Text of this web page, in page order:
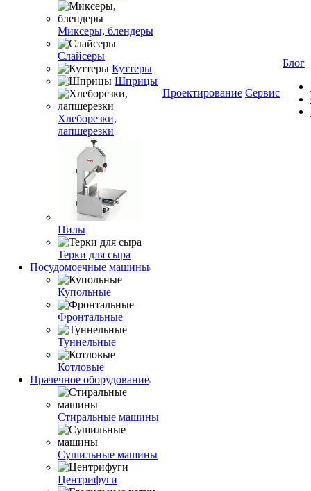
Миксеры, блендеры
Слайсеры
Куттеры
Шприцы
Хлеборезки,
лапшерезки
Пилы
Терки для сыра
Посудомоечные машины
Купольные
Фронтальные
Туннельные
Котловые
Прачечное оборудование
Стиральные машины
Сушильные машины
Центрифуги
Проектирование Сервис
Блог